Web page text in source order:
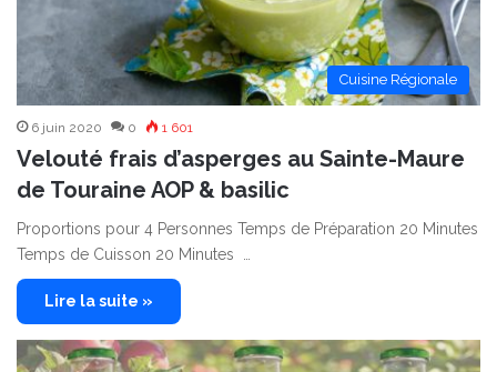
Cuisine Régionale
6 juin 2020 0 1 601
Velouté frais d’asperges au Sainte-Maure
de Touraine AOP & basilic
Proportions pour 4 Personnes Temps de Préparation 20 Minutes
Temps de Cuisson 20 Minutes …
Lire la suite »